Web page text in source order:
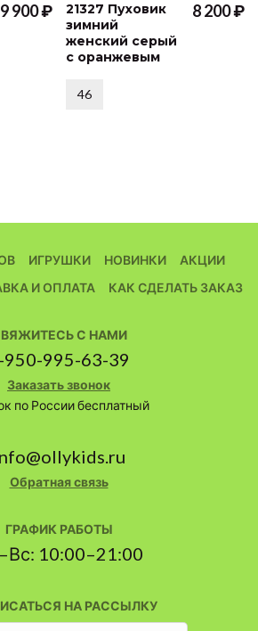
9 900 ₽
21327 Пуховик
зимний
женский серый
с оранжевым
8 200 ₽
46
ИГРУШКИ НОВИНКИ
АКЦИИ
И ОПЛАТА КАК СДЕЛАТЬ ЗАКАЗ
НА РАССЫЛКУ
С НАМИ
950-995-63-39
Заказать звонок
по России бесплатный
Обратная связь
ГРАФИК РАБОТЫ
10:00–21:00